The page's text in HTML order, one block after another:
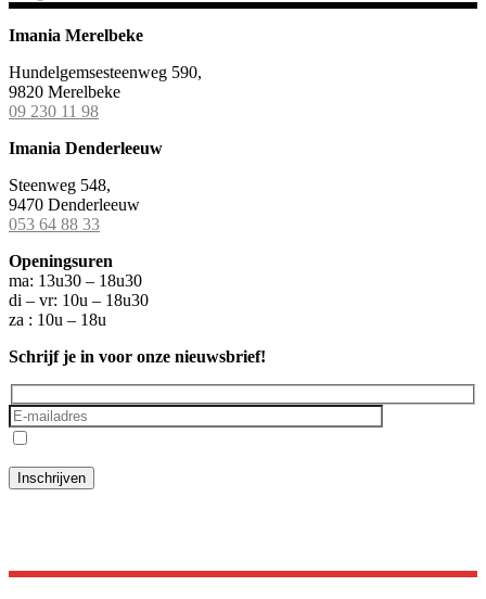
Imania Merelbeke
Hundelgemsesteenweg 590,
9820 Merelbeke
09 230 11 98
Imania Denderleeuw
Steenweg 548,
9470 Denderleeuw
053 64 88 33
Openingsuren
ma: 13u30 – 18u30
di – vr: 10u – 18u30
za : 10u – 18u
Schrijf je in voor onze nieuwsbrief!